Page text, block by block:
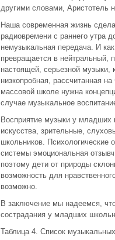
другими словами, Аристотель
Наша современная жизнь
радиовремени с раннего утра
немузыкальная передача. И
превращается в нейтральный,
настоящей, серьезной
низкопробная, рассчитанная
массовой школе нужна
случае музыкальное
Восприятие музыки у младших
искусства, зрительные,
школьников. Психологические
системы эмоциональная
поэтому дети от природы
возможность для
возможно.
В заключение мы надеемся,
сострадания у младших
Таблица 4. Список